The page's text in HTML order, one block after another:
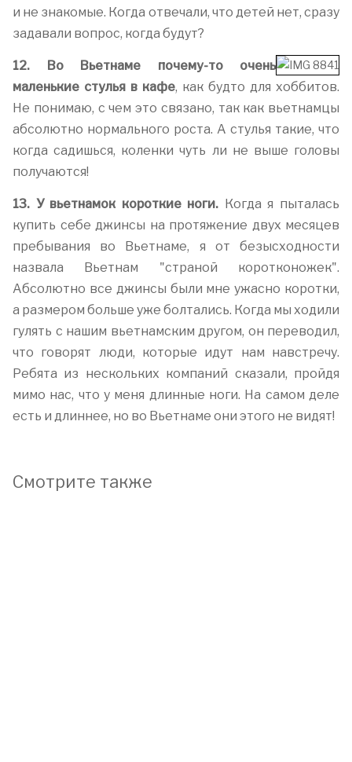
и не знакомые. Когда отвечали, что детей нет, сразу
задавали вопрос, когда будут?
12. Во Вьетнаме почему-то очень
маленькие стулья в кафе, как будто для хоббитов.
Не понимаю, с чем это связано, так как вьетнамцы
абсолютно нормального роста. А стулья такие, что
когда садишься, коленки чуть ли не выше головы
получаются!
13. У вьетнамок короткие ноги. Когда я пыталась
купить себе джинсы на протяжение двух месяцев
пребывания во Вьетнаме, я от безысходности
назвала Вьетнам "страной коротконожек".
Абсолютно все джинсы были мне ужасно коротки,
а размером больше уже болтались. Когда мы ходили
гулять с нашим вьетнамским другом, он переводил,
что говорят люди, которые идут нам навстречу.
Ребята из нескольких компаний сказали, пройдя
мимо нас, что у меня длинные ноги. На самом деле
есть и длиннее, но во Вьетнаме они этого не видят!
Смотрите также